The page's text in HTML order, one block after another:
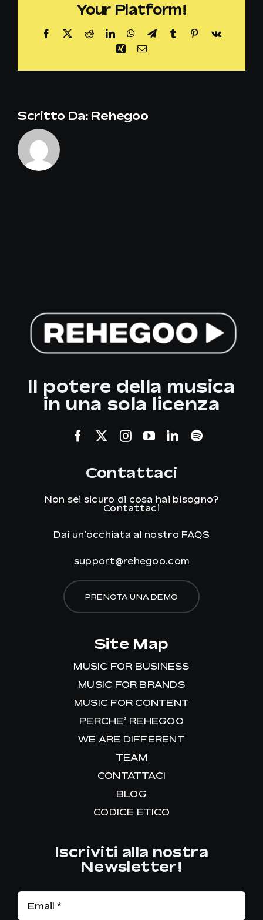
Rehegoo
Music
Your Platform!
Facebook RedditLinkedInWhatsApp
TelegramTumblr Pinterest
Vk
XingEmail
Scritto Da: Rehegoo
Il potere della musica
in una sola licenza
Contattaci
Non sei sicuro di cosa hai bisogno?
Contattaci
Dai un’occhiata al nostro FAQS
support@rehegoo.com
PRENOTA UNA DEMO
Site Map
MUSIC FOR BUSINESS
MUSIC FOR BRANDS
MUSIC FOR CONTENT
PERCHE’ REHEGOO
WE ARE DIFFERENT
TEAM
CONTATTACI
BLOG
CODICE ETICO
Iscriviti alla nostra
Newsletter!